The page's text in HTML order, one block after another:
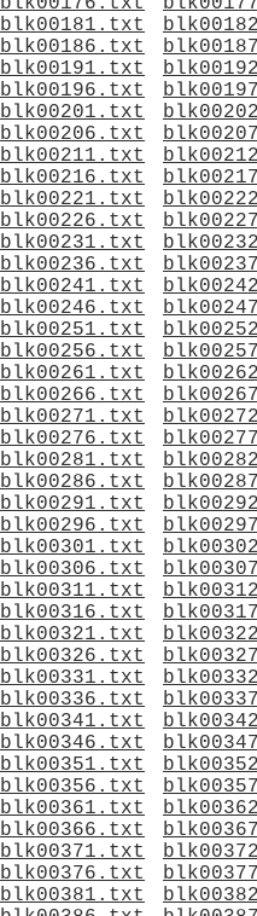
blk00181.txt
blk00186.txt
blk00191.txt
blk00196.txt
blk00201.txt
blk00206.txt
blk00211.txt
blk00216.txt
blk00221.txt
blk00226.txt
blk00231.txt
blk00236.txt
blk00241.txt
blk00246.txt
blk00251.txt
blk00256.txt
blk00261.txt
blk00266.txt
blk00271.txt
blk00276.txt
blk00281.txt
blk00286.txt
blk00291.txt
blk00296.txt
blk00301.txt
blk00306.txt
blk00311.txt
blk00316.txt
blk00321.txt
blk00326.txt
blk00331.txt
blk00336.txt
blk00341.txt
blk00346.txt
blk00351.txt
blk00356.txt
blk00361.txt
blk00366.txt
blk00371.txt
blk00376.txt
blk00381.txt